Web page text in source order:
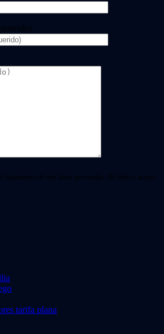
tratamiento de mis datos personales. He leído y acepto
tarifa plana